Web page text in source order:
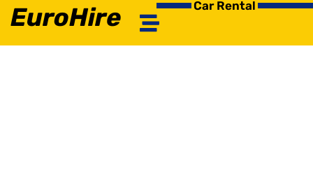
EuroHire Car Rental